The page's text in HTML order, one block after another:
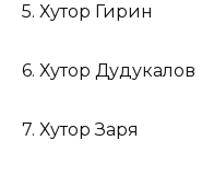
5. Хутор Гирин
6. Хутор Дудукалов
7. Хутор Заря